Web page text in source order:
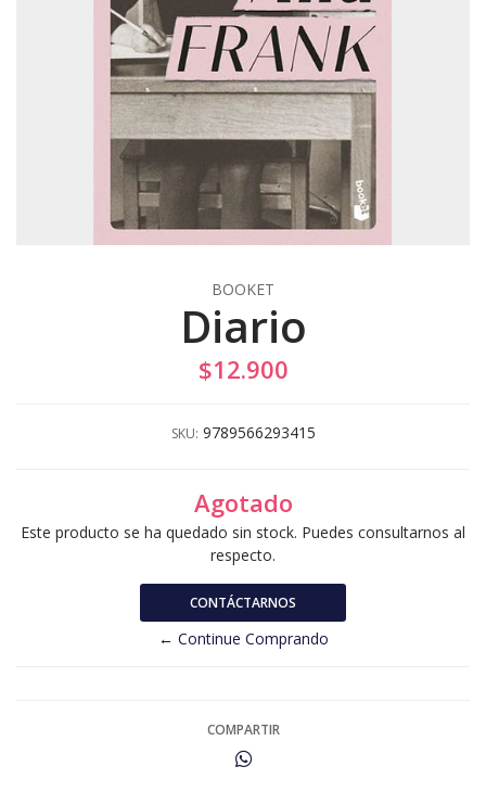
BOOKET
Diario
$12.900
SKU: 9789566293415
Agotado
Este producto se ha quedado sin stock. Puedes consultarnos al
respecto.
CONTÁCTARNOS
← Continue Comprando
COMPARTIR